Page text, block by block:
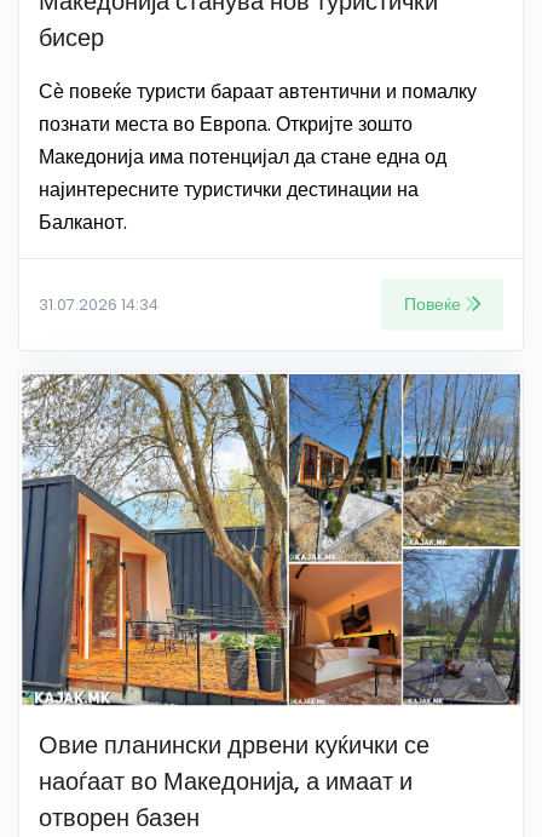
бисер
Сѐ повеќе туристи бараат автентични и помалку
познати места во Европа. Откријте зошто
Македонија има потенцијал да стане една од
најинтересните туристички дестинации на
Балканот.
31.07.2026 14:34 Повеќе
Овие планински дрвени куќички се
наоѓаат во Македонија, а имаат и
отворен базен